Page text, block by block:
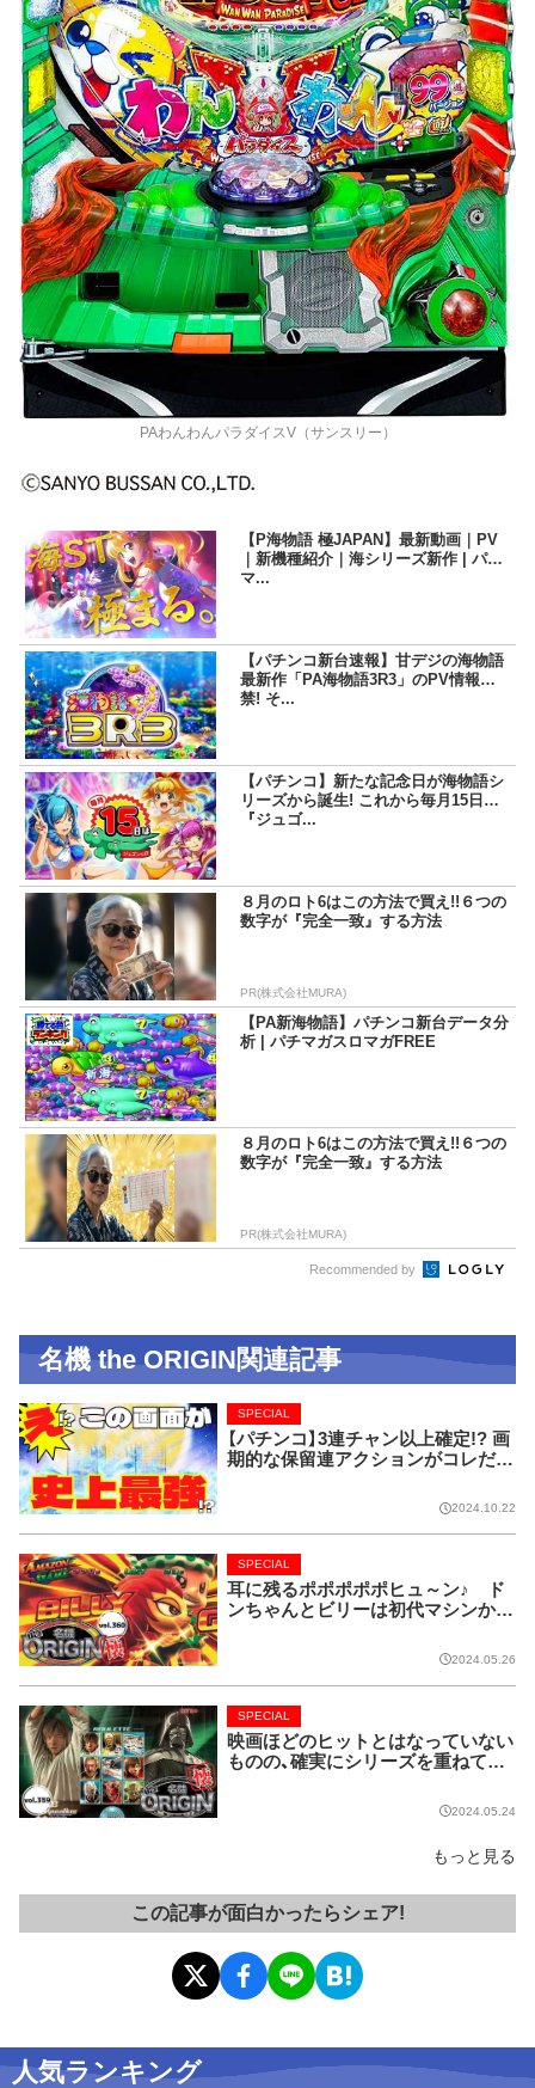
PAわんわんパラダイスV（サンスリー）
【P海物語 極JAPAN】最新動画｜PV
｜新機種紹介｜海シリーズ新作 | パチ
マ...
【パチンコ新台速報】甘デジの海物語
最新作「PA海物語3R3」のPV情報解
禁! そ...
【パチンコ】新たな記念日が海物語シ
リーズから誕生! これから毎月15日は
『ジュゴ...
８月のロト6はこの方法で買え!!６つの
数字が『完全一致』する方法
PR(株式会社MURA)
【PA新海物語】パチンコ新台データ分
析 | パチマガスロマガFREE
８月のロト6はこの方法で買え!!６つの
数字が『完全一致』する方法
PR(株式会社MURA)
Recommended by
名機 the ORIGIN関連記事
【パチンコ】3連チャン以上確定!? 画
期的な保留連アクションがコレだ!
SPECIAL
2024.10.22
耳に残るポポポポポヒュ～ン♪ ド
ンちゃんとビリーは初代マシンから
SPECIAL
2024.05.26
映画ほどのヒットとはなっていない
ものの、確実にシリーズを重ねてい
SPECIAL
2024.05.24
もっと見る
この記事が面白かったらシェア!
人気ランキング